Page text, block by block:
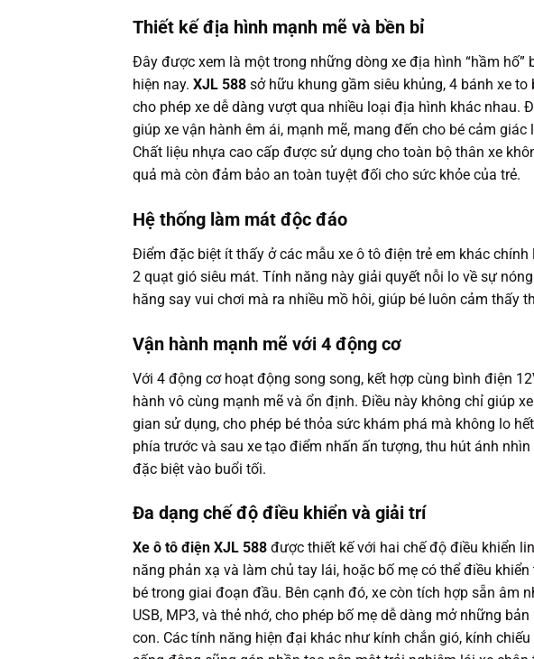
Thiết kế địa hình mạnh mẽ và bền bỉ
Đây được xem là một trong những dòng xe địa hình “hầm hố”
hiện nay. XJL 588 sở hữu khung gầm siêu khủng, 4 bánh xe
cho phép xe dễ dàng vượt qua nhiều loại địa hình khác nhau.
giúp xe vận hành êm ái, mạnh mẽ, mang đến cho bé cảm
Chất liệu nhựa cao cấp được sử dụng cho toàn bộ thân xe
quả mà còn đảm bảo an toàn tuyệt đối cho sức khỏe của trẻ.
Hệ thống làm mát độc đáo
Điểm đặc biệt ít thấy ở các mẫu xe ô tô điện trẻ em khác chính
2 quạt gió siêu mát. Tính năng này giải quyết nỗi lo về sự
hăng say vui chơi mà ra nhiều mồ hôi, giúp bé luôn cảm thấy
Vận hành mạnh mẽ với 4 động cơ
Với 4 động cơ hoạt động song song, kết hợp cùng bình điện
hành vô cùng mạnh mẽ và ổn định. Điều này không chỉ giúp
gian sử dụng, cho phép bé thỏa sức khám phá mà không lo
phía trước và sau xe tạo điểm nhấn ấn tượng, thu hút ánh
đặc biệt vào buổi tối.
Đa dạng chế độ điều khiển và giải trí
Xe ô tô điện XJL 588 được thiết kế với hai chế độ điều khiển
năng phản xạ và làm chủ tay lái, hoặc bố mẹ có thể điều
bé trong giai đoạn đầu. Bên cạnh đó, xe còn tích hợp sẵn âm
USB, MP3, và thẻ nhớ, cho phép bố mẹ dễ dàng mở những
con. Các tính năng hiện đại khác như kính chắn gió, kính